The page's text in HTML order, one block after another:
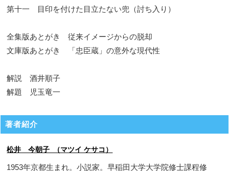
第十一 目印を付けた目立たない兜（討ち入り）
全集版あとがき 従来イメージからの脱却
文庫版あとがき 「忠臣蔵」の意外な現代性
解説 酒井順子
解題 児玉竜一
著者紹介
松井 今朝子 （マツイ ケサコ）
1953年京都生まれ。小説家。早稲田大学大学院修士課程修